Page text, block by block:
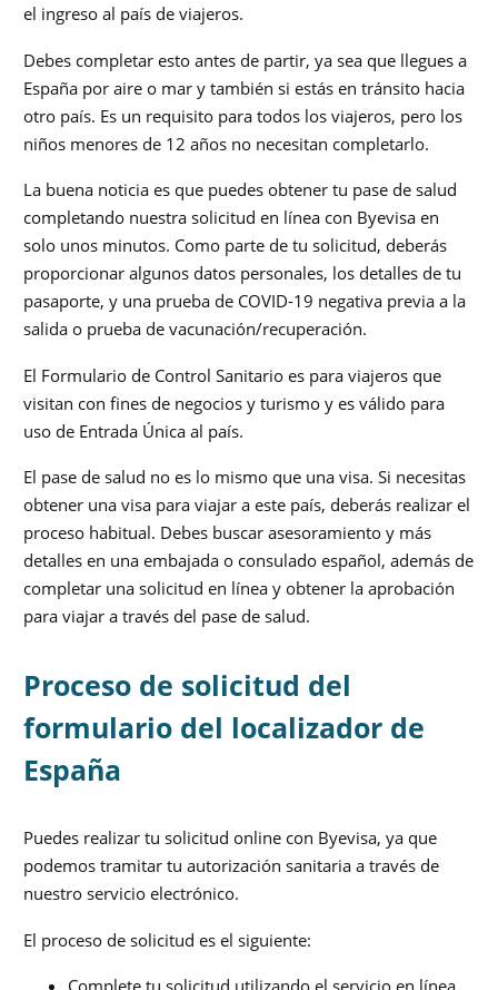
el ingreso al país de viajeros.
Debes completar esto antes de partir, ya sea que llegues a
España por aire o mar y también si estás en tránsito hacia
otro país. Es un requisito para todos los viajeros, pero los
niños menores de 12 años no necesitan completarlo.
La buena noticia es que puedes obtener tu pase de salud
completando nuestra solicitud en línea con Byevisa en
solo unos minutos. Como parte de tu solicitud, deberás
proporcionar algunos datos personales, los detalles de tu
pasaporte, y una prueba de COVID-19 negativa previa a la
salida o prueba de vacunación/recuperación.
El Formulario de Control Sanitario es para viajeros que
visitan con fines de negocios y turismo y es válido para
uso de Entrada Única al país.
El pase de salud no es lo mismo que una visa. Si necesitas
obtener una visa para viajar a este país, deberás realizar el
proceso habitual. Debes buscar asesoramiento y más
detalles en una embajada o consulado español, además de
completar una solicitud en línea y obtener la aprobación
para viajar a través del pase de salud.
Proceso de solicitud del
formulario del localizador de
España
Puedes realizar tu solicitud online con Byevisa, ya que
podemos tramitar tu autorización sanitaria a través de
nuestro servicio electrónico.
El proceso de solicitud es el siguiente: